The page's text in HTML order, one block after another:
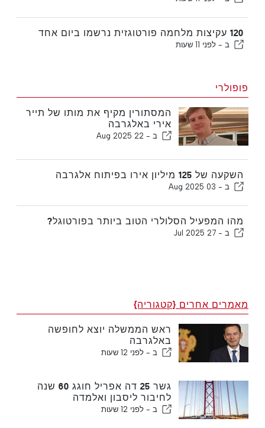
120 עקיצות מלחמה פורטוגזית נרשמו ביום אחד
ב - לפני 11 שעות
פופולרי
המסתורין מקיף את מותו של תייר
אירי באלגרבה
ב - 22 Aug 2025
השקעה של 125 מיליון אירו בפיתוח אלגרבה
ב - 03 Aug 2025
מהו המפעיל הסלולרי הטוב ביותר בפורטוגל?
ב - 27 Jul 2025
מאמרים אחרים {קטגוריה}
ראש הממשלה יוצא לחופשה
באלגרבה
ב - לפני 12 שעות
גשר 25 דה אפריל חוגג 60 שנה
לחיבור ליסבון ואלמדה
ב - לפני 12 שעות